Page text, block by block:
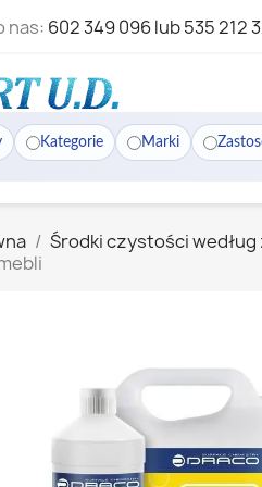
nas: 602 349 096 lub 535 212
Kategorie Marki
Środki czystości